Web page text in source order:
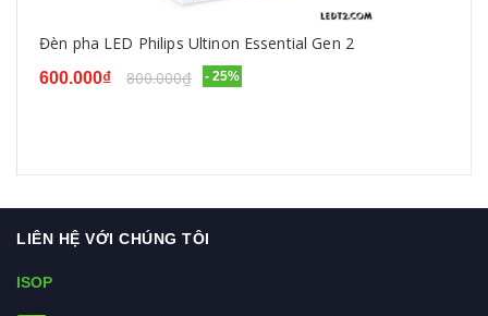
Đèn pha LED Philips Ultinon Essential Gen 2
600.000₫ 800.000₫ - 25%
LIÊN HỆ VỚI CHÚNG TÔI
ISOP